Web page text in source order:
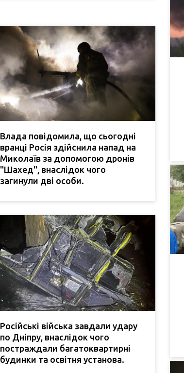
Влада повідомила, що сьогодні
вранці Росія здійснила напад на
Миколаїв за допомогою дронів
"Шахед", внаслідок чого
загинули дві особи.
Російські війська завдали удару
по Дніпру, внаслідок чого
постраждали багатоквартирні
будинки та освітня установа.